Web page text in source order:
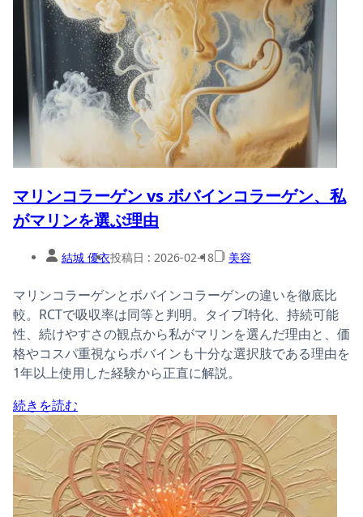
マリンコラーゲン vs ボバインコラーゲン、私
がマリンを選ぶ理由
結城 優衣投稿日 : 2026-02-18 美容
マリンコラーゲンとボバインコラーゲンの違いを徹底比
較。RCTで吸収率は同等と判明。タイプI特化、持続可能
性、続けやすさの観点から私がマリンを選んだ理由と、価
格やコスパ重視ならボバインも十分な選択肢である理由を
1年以上使用した経験から正直に解説。
続きを読む